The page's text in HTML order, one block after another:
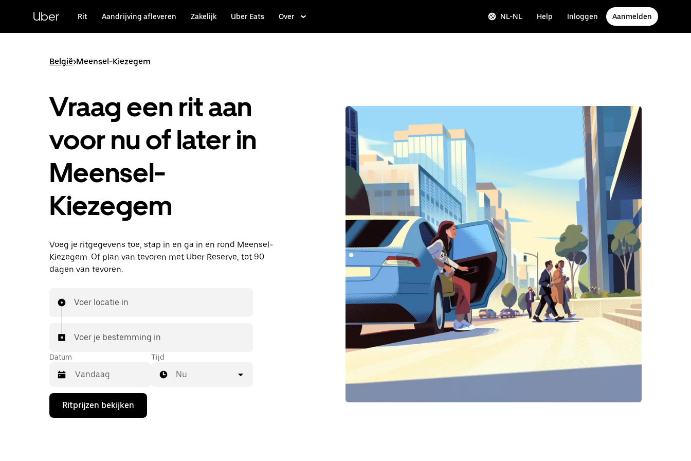
hoofdinhoudUber Rit Aandrijving afleveren Zakelijk Uber Eats Over NL-NL Help Inloggen Aanmelden
België>Meensel-Kiezegem
Vraag een rit aan
voor nu of later in
Meensel-
Kiezegem
Voeg je ritgegevens toe, stap in en ga in en rond Meensel-
Kiezegem. Of plan van tevoren met Uber Reserve, tot 90
dagen van tevoren.
Voer locatie in
Voer je bestemming in
Datum
Druk
de
Tijd
Nu
Ritprijzen bekijken